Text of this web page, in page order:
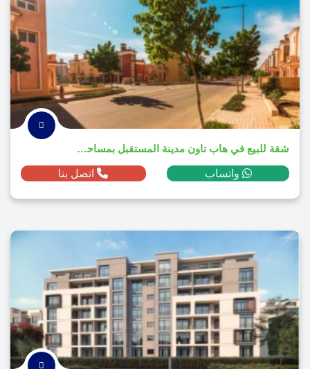
شقة للبيع في هاب تاون مدينة المستقبل بمساحة 170م² ومقدم 895,889 ج.م
واتساب اتصل بنا